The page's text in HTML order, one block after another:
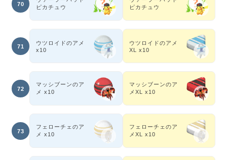
70
ピカチュウ
ピカチュウ
71
ウツロイドのアメ
x10
ウツロイドのアメ
XL x10
72
マッシブーンのア
メ x10
マッシブーンのア
メXL x10
73
フェローチェのア
メ x10
フェローチェのア
メXL x10